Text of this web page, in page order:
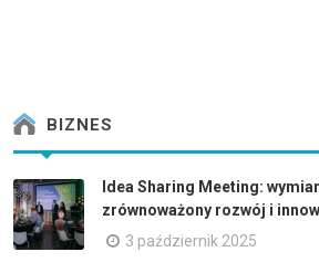
BIZNES
Idea Sharing Meeting:
zrównoważony rozwój i
3 październik 2025